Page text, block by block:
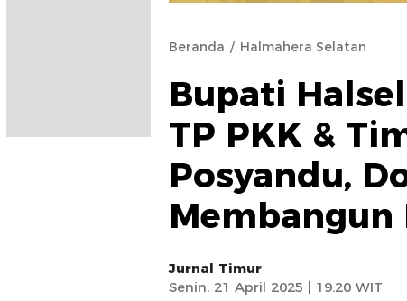
Beranda Halmahera Selatan
Bupati
TP PKK &
Posyandu,
Membangun
Jurnal Timur
Senin, 21 April 2025 | 19:20 WIT